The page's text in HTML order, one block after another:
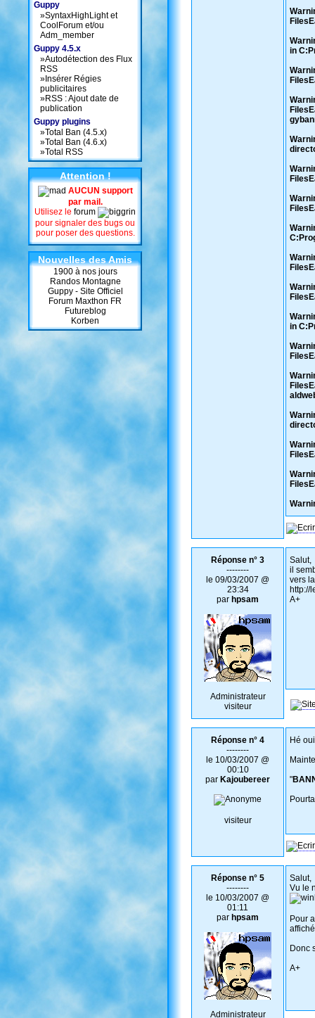
Guppy
»SyntaxHighLight et
CoolForum et/ou
Adm_member
Guppy 4.5.x
»Autodétection des Flux
RSS
» Insérer Régies
publicitaires
»RSS : Ajout date de
publication
Guppy plugins
»Total Ban (4.5.x)
»Total Ban (4.6.x)
»Total RSS
Attention !
AUCUN support
par mail.
Utilisez le forum
pour signaler des bugs ou
pour poser des questions.
Nouvelles des Amis
1900 à nos jours
Randos Montagne
Guppy - Site Officiel
Forum Maxthon FR
Futureblog
Korben
in
in
Réponse n° 3
--------
le 09/03/2007 @
23:34
par hpsam
Administrateur
visiteur
Salut,
il
vers
http://
A+
Réponse n° 4
--------
le 10/03/2007 @
00:10
par Kajoubereer
visiteur
Hé
"
Réponse n° 5
--------
le 10/03/2007 @
01:11
par hpsam
Administrateur
Salut,
Vu le
Pour
Donc
A+